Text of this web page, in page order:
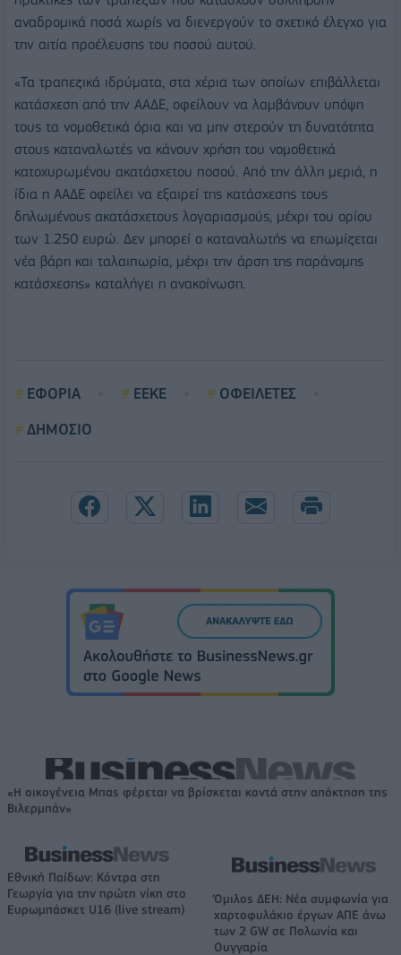
αναδρομικά ποσά χωρίς να διενεργούν το σχετικό έλεγχο για
την αιτία προέλευσης του ποσού αυτού.
«Τα τραπεζικά ιδρύματα, στα χέρια των οποίων επιβάλλεται
κατάσχεση από την ΑΑΔΕ, οφείλουν να λαμβάνουν υπόψη
τους τα νομοθετικά όρια και να μην στερούν τη δυνατότητα
στους καταναλωτές να κάνουν χρήση του νομοθετικά
κατοχυρωμένου ακατάσχετου ποσού. Από την άλλη μεριά, η
ίδια η ΑΑΔΕ οφείλει να εξαιρεί της κατάσχεσης τους
δηλωμένους ακατάσχετους λογαριασμούς, μέχρι του ορίου
των 1.250 ευρώ. Δεν μπορεί ο καταναλωτής να επωμίζεται
νέα βάρη και ταλαιπωρία, μέχρι την άρση της παράνομης
κατάσχεσης» καταλήγει η ανακοίνωση.
ΕΦΟΡΙΑ ΕΕΚΕ
ΟΦΕΙΛΕΤΕΣ
ΔΗΜΟΣΙΟ
«Η οικογένεια Μπας φέρεται να βρίσκεται κοντά στην απόκτηση της
Βιλερμπάν»
Εθνική Παίδων: Κόντρα στη
Γεωργία για την πρώτη νίκη στο
Ευρωμπάσκετ U16 (live stream)
Όμιλος ΔΕΗ: Νέα συμφωνία για
χαρτοφυλάκιο έργων ΑΠΕ άνω
των 2 GW σε Πολωνία και
Ουγγαρία